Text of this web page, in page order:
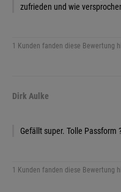
zufrieden und wie
1 Kunden fanden diese Bewertung
Dirk Aulke
Gefällt super. Tolle Passform
1 Kunden fanden diese Bewertung